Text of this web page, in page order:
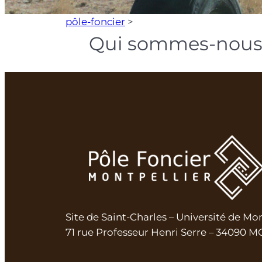
pôle-foncier >
Qui sommes-
Site de Saint-Charles – Université de
71 rue Professeur Henri Serre – 34090